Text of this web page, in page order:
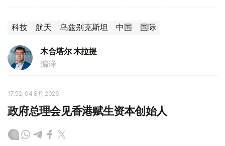
科技 航天 乌兹别克斯坦 中国 国际
木合塔尔 木拉提
编译
17:52, 04 8月 2026
政府总理会见香港赋生资本创始人